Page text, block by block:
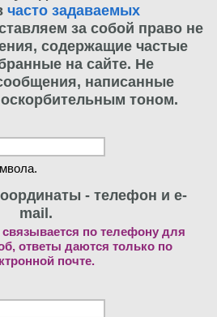
часто задаваемых
за собой право не
содержащие частые
на сайте. Не
написанные
тоном.
- телефон и e-
mail.
по телефону для
ответы даются только по
почте.